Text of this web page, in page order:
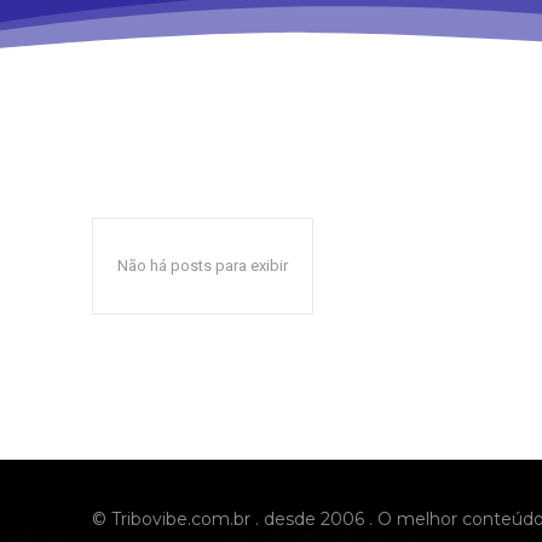
Não há posts para exibir
© Tribovibe.com.br . desde 2006 . O melhor